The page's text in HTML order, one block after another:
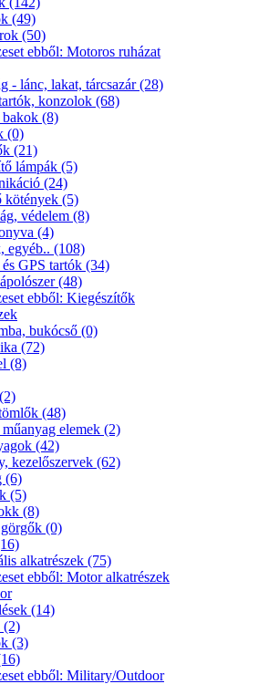
(49)
(50)
ebből: Motoros ruházat
- lánc, lakat, tárcsazár (28)
konzolok (68)
(8)
(0)
(21)
lámpák (5)
(24)
kötények (5)
védelem (8)
(4)
egyéb.. (108)
GPS tartók (34)
(48)
ebből: Kiegészítők
bukócső (0)
(72)
(8)
(48)
elemek (2)
(42)
kezelőszervek (62)
(6)
(5)
(8)
(0)
alkatrészek (75)
ebből: Motor alkatrészek
(14)
(2)
(3)
ebből: Military/Outdoor